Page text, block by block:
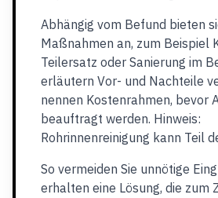
Abhängig vom Befund bieten
Maßnahmen an, zum Beispiel
Teilersatz oder Sanierung im
erläutern Vor- und Nachteile
nennen Kostenrahmen, bevor
beauftragt werden. Hinweis:
Rohrinnenreinigung kann Teil
So vermeiden Sie unnötige
erhalten eine Lösung, die zum